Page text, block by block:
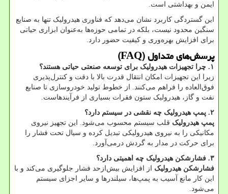
ایمن و بهداشتی است.
این گستردگی کاربرد نشان می‌دهد که فناوری هیدرولیک تنها به صنایع
سنگین محدود نیست، بلکه در تمامی حوزه‌ها به‌عنوان ابزاری حیاتی
برای افزایش بهره‌وری و کیفیت حضور دارد.
پرسش‌های متداول(FAQ)
۱ . چرا تجهیزات هیدرولیک برای توسعه صنعتی حیاتی هستند؟
زیرا این تجهیزات امکان انتقال قدرت بالا با دقت و کنترل‌پذیری
فوق‌العاده را فراهم می‌کنند. از خطوط تولید خودروسازی تا صنایع
نفت و گاز، هیدرولیک ستون فقرات بسیاری از فرآیندهاست.
۲. پمپ هیدرولیک چه نقشی در سیستم دارد؟
پمپ هیدرولیک قلب سیستم محسوب می‌شود. این تجهیز نیروی
مکانیکی را به نیروی هیدرولیکی تبدیل کرده و سیال تحت فشار را
برای حرکت در مدار به گردش درمی‌آورد.
۳. فشارشکن هیدرولیک چه اهمیتی دارد؟
فشارشکن هیدرولیک از افزایش بیش‌ازحد فشار جلوگیری می‌کند و با
این کار مانع آسیب به پمپ‌ها، سیلندرها و سایر اجزای سیستم
می‌شود.